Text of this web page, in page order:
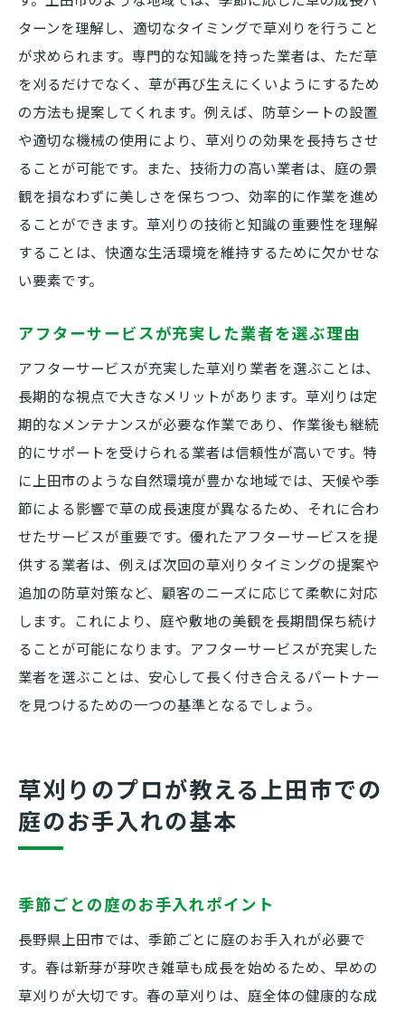
り
草刈り後の処理と上田市での美しい環境を保つ
ための方法
草刈り後の廃棄物処理の基本
草刈り後の庭のデザインと管理
上田市での草刈り後のリサイクル方法
美しい庭を保つための草刈り後の手入れ
草刈り後に行うべき庭の施肥
ターンを理解し、適切なタイミングで草刈りを行うこと
が求められます。専門的な知識を持った業者は、ただ草
を刈るだけでなく、草が再び生えにくいようにするため
の方法も提案してくれます。例えば、防草シートの設置
や適切な機械の使用により、草刈りの効果を長持ちさせ
ることが可能です。また、技術力の高い業者は、庭の景
観を損なわずに美しさを保ちつつ、効率的に作業を進め
ることができます。草刈りの技術と知識の重要性を理解
することは、快適な生活環境を維持するために欠かせな
い要素です。
アフターサービスが充実した業者を選ぶ理由
アフターサービスが充実した草刈り業者を選ぶことは、
長期的な視点で大きなメリットがあります。草刈りは定
期的なメンテナンスが必要な作業であり、作業後も継続
的にサポートを受けられる業者は信頼性が高いです。特
に上田市のような自然環境が豊かな地域では、天候や季
節による影響で草の成長速度が異なるため、それに合わ
せたサービスが重要です。優れたアフターサービスを提
供する業者は、例えば次回の草刈りタイミングの提案や
追加の防草対策など、顧客のニーズに応じて柔軟に対応
します。これにより、庭や敷地の美観を長期間保ち続け
ることが可能になります。アフターサービスが充実した
業者を選ぶことは、安心して長く付き合えるパートナー
を見つけるための一つの基準となるでしょう。
草刈りのプロが教える上田市での
庭のお手入れの基本
季節ごとの庭のお手入れポイント
長野県上田市では、季節ごとに庭のお手入れが必要で
す。春は新芽が芽吹き雑草も成長を始めるため、早めの
草刈りが大切です。春の草刈りは、庭全体の健康的な成